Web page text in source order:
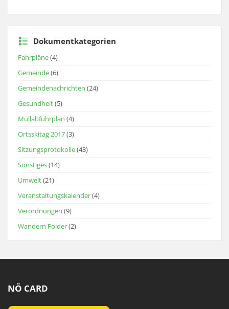
Dokumentkategorien
Fahrpläne(4)
Gemeinde(6)
Gemeindenachrichten (24)
Gesundheit(5)
Müllabfuhrplan (4)
Ortsskitag 2017(3)
Sitzungsprotokolle(43)
Sonstiges(14)
Umwelt(21)
Veranstaltungskalender(4)
Verordnungen (9)
Wandern Folder(2)
NÖ CARD